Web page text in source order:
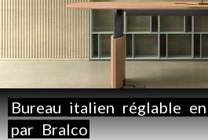
Bureau italien réglable en
par Bralco